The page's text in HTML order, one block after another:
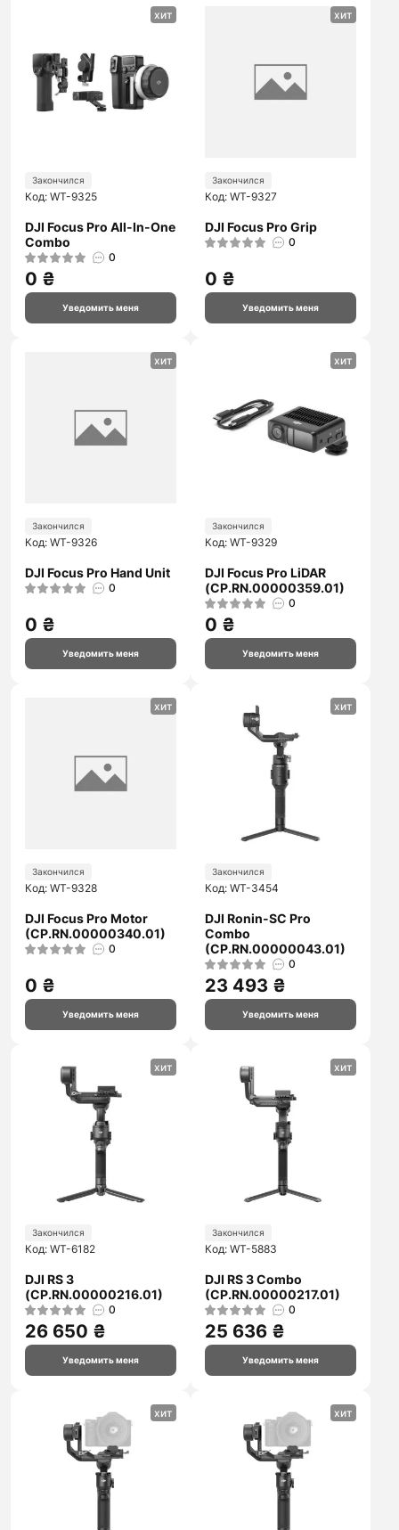
хит
Закончился
Код: WT-9325
DJI Focus Pro All-In-One
Combo
0
0 ₴
Уведомить меня
хит
Закончился
Код: WT-9327
DJI Focus Pro Grip
0
0 ₴
Уведомить меня
хит
Закончился
Код: WT-9326
DJI Focus Pro Hand Unit
0
0 ₴
Уведомить меня
хит
Закончился
Код: WT-9329
DJI Focus Pro LiDAR
(CP.RN.00000359.01)
0
0 ₴
Уведомить меня
хит
Закончился
Код: WT-9328
DJI Focus Pro Motor
(CP.RN.00000340.01)
0
0 ₴
Уведомить меня
хит
Закончился
Код: WT-3454
DJI Ronin-SC Pro
Combo
(CP.RN.00000043.01)
0
23 493 ₴
Уведомить меня
хит
Закончился
Код: WT-6182
DJI RS 3
(CP.RN.00000216.01)
0
26 650 ₴
Уведомить меня
хит
Закончился
Код: WT-5883
DJI RS 3 Combo
(CP.RN.00000217.01)
0
25 636 ₴
Уведомить меня
хит хит